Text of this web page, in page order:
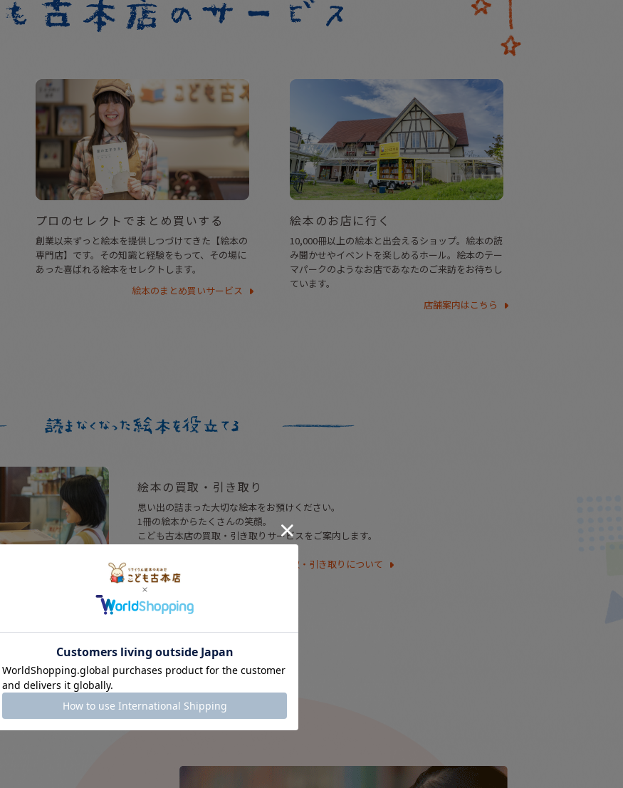
プロのセレクトでまとめ買いする
創業以来ずっと絵本を提供しつづけてきた【絵本の
専門店】です。その知識と経験をもって、その場に
あった喜ばれる絵本をセレクトします。
絵本のまとめ買いサービス
絵本のお店に行く
10,000冊以上の絵本と出会えるショップ。絵本の読
み聞かせやイベントを楽しめるホール。絵本のテー
マパークのようなお店であなたのご来訪をお待ちし
ています。
店舗案内はこちら
絵本の買取・引き取り
思い出の詰まった大切な絵本をお預けください。
1冊の絵本からたくさんの笑顔。
こども古本店の買取・引き取りサービスをご案内します。
買取・引き取りについて